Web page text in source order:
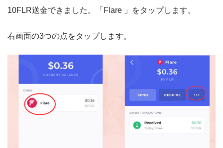
10FLR送金できました。「Flare 」をタップします。
右画面の3つの点をタップします。